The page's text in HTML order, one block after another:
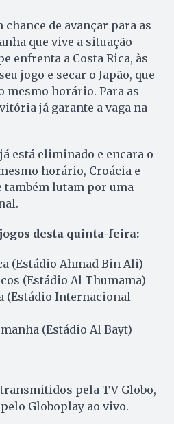
chance de avançar para as
que vive a situação
enfrenta a Costa Rica, às
jogo e secar o Japão, que
mesmo horário. Para as
já garante a vaga na
está eliminado e encara o
horário, Croácia e
também lutam por uma
desta quinta-feira:
(Estádio Ahmad Bin Ali)
(Estádio Al Thumama)
(Estádio Internacional
(Estádio Al Bayt)
pela TV Globo,
Globoplay ao vivo.